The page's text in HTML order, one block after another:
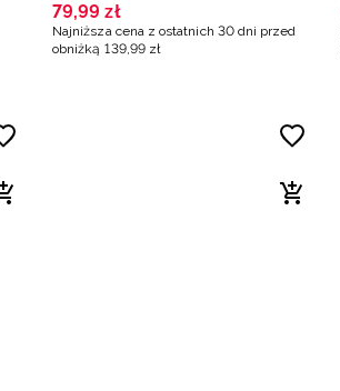
79,99 zł
Najniższa cena z ostatnich 30 dni przed
obniżką 139,99 zł